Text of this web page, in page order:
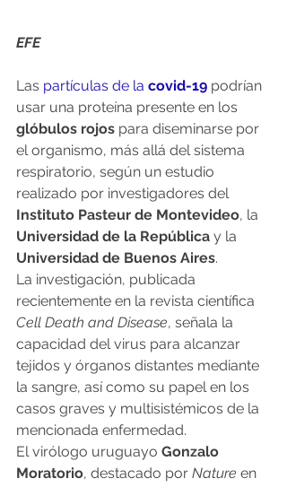
EFE
Las partículas de la covid-19 podrían
usar una proteína presente en los
glóbulos rojos para diseminarse por
el organismo, más allá del sistema
respiratorio, según un estudio
realizado por investigadores del
Instituto Pasteur de Montevideo, la
Universidad de la República y la
Universidad de Buenos Aires.
La investigación, publicada
recientemente en la revista científica
Cell Death and Disease, señala la
capacidad del virus para alcanzar
tejidos y órganos distantes mediante
la sangre, así como su papel en los
casos graves y multisistémicos de la
mencionada enfermedad.
El virólogo uruguayo Gonzalo
Moratorio, destacado por Nature en